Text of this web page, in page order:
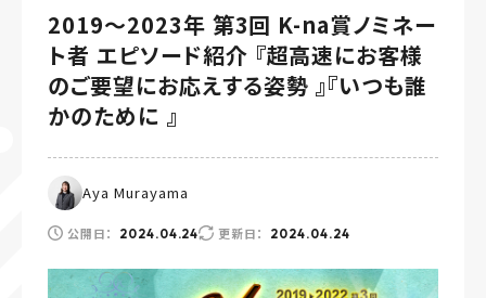
2019～2023年 第3回 K-na賞ノミネー
ト者 エピソード紹介 『超高速にお客様
のご要望にお応えする姿勢 』『いつも誰
かのために 』
Aya Murayama
公開日： 2024.04.24 更新日： 2024.04.24